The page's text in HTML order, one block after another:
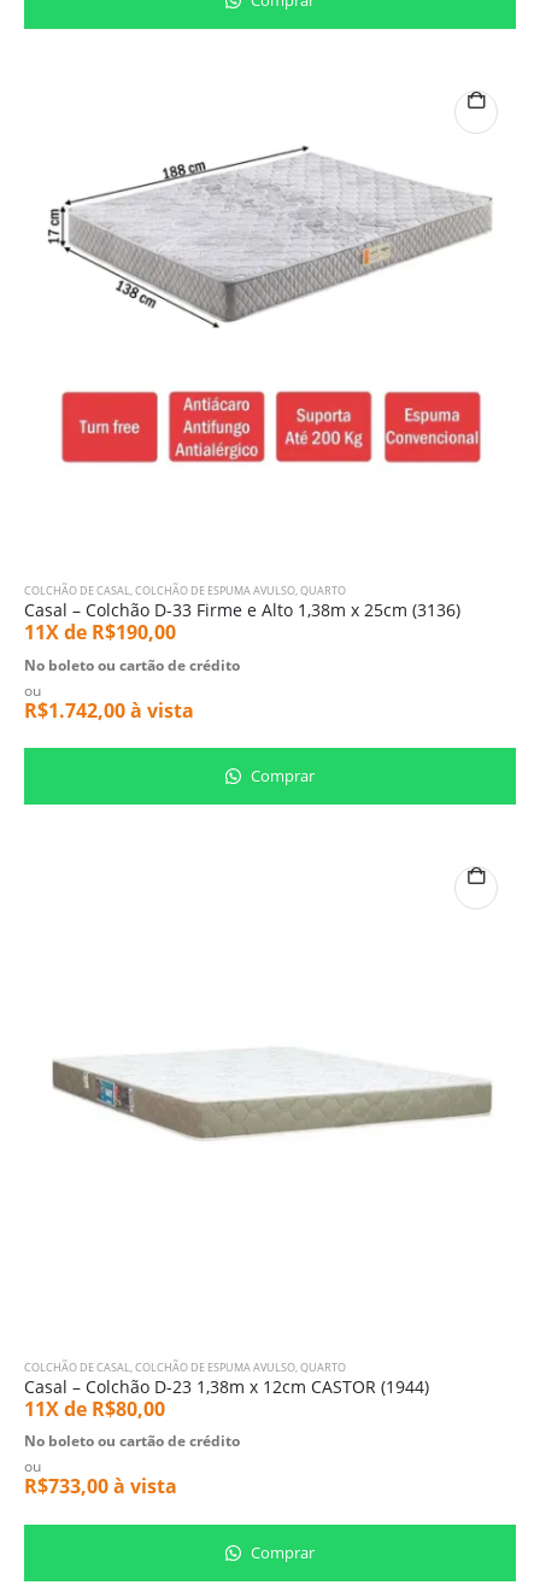
COLCHÃO DE CASAL,COLCHÃO DE ESPUMA AVULSO,QUARTO
Casal – Colchão D-33 Firme e Alto 1,38m x 25cm (3136)
11X de R$190,00
No boleto ou cartão de crédito
ou
R$1.742,00à vista
Comprar
COLCHÃO DE CASAL,COLCHÃO DE ESPUMA AVULSO,QUARTO
Casal – Colchão D-23 1,38m x 12cm CASTOR (1944)
11X de R$80,00
No boleto ou cartão de crédito
ou
R$733,00à vista
Comprar